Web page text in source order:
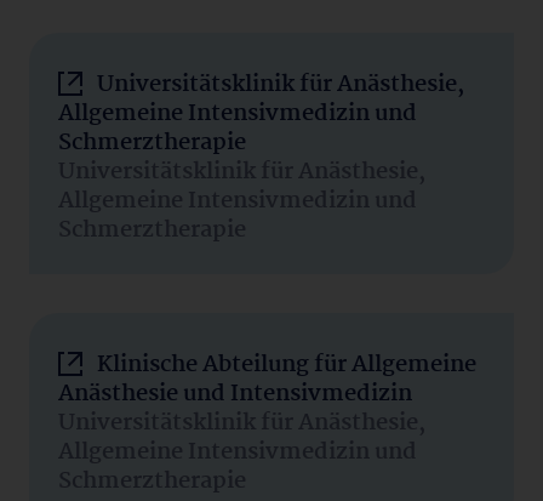
Universitätsklinik für Anästhesie,
Allgemeine Intensivmedizin und
Schmerztherapie
Universitätsklinik für Anästhesie,
Allgemeine Intensivmedizin und
Schmerztherapie
Klinische Abteilung für Allgemeine
Anästhesie und Intensivmedizin
Universitätsklinik für Anästhesie,
Allgemeine Intensivmedizin und
Schmerztherapie